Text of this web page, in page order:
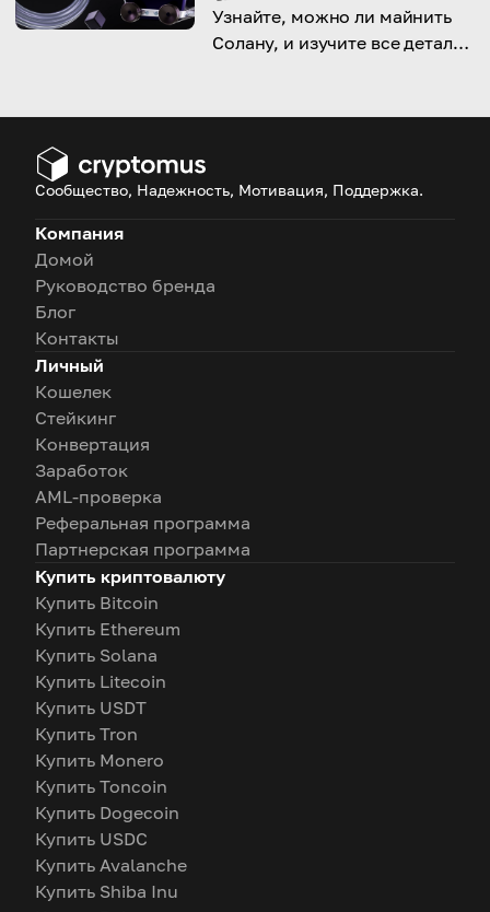
Узнайте, можно ли майнить
Солану, и изучите все детали
Сообщество, Надежность, Мотивация, Поддержка.
Компания
Домой
Руководство бренда
Блог
Контакты
Личный
Кошелек
Стейкинг
Конвертация
Заработок
AML-проверка
Реферальная программа
Партнерская программа
Купить криптовалюту
Купить Bitcoin
Купить Ethereum
Купить Solana
Купить Litecoin
Купить USDT
Купить Tron
Купить Monero
Купить Toncoin
Купить Dogecoin
Купить USDC
Купить Avalanche
Купить Shiba Inu